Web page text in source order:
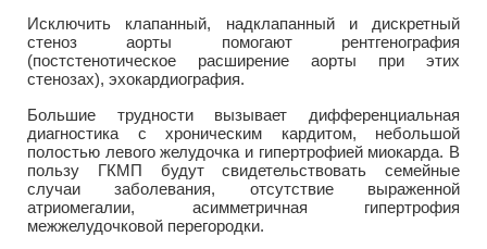
Исключить клапанный, надклапанный и дискретный
стеноз аорты помогают рентгенография
(постстенотическое расширение аорты при этих
стенозах), эхокардиография.
Большие трудности вызывает дифференциальная
диагностика с хроническим кардитом, небольшой
полостью левого желудочка и гипертрофией миокарда. В
пользу ГКМП будут свидетельствовать семейные
случаи заболевания, отсутствие выраженной
атриомегалии, асимметричная гипертрофия
межжелудочковой перегородки.